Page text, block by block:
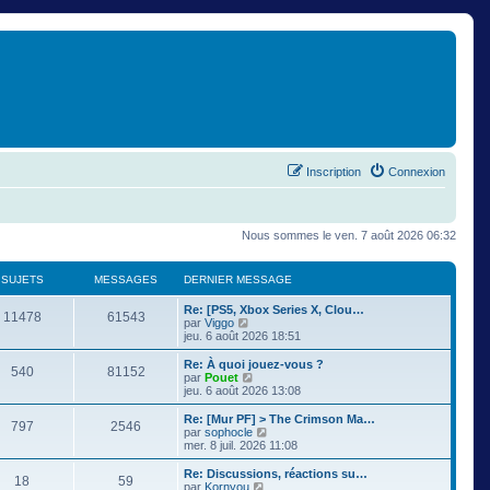
Connexion
Inscription
Nous sommes le ven. 7 août 2026 06:32
SUJETS MESSAGES DERNIER MESSAGE
11478 61543
Re: [PS5, Xbox Series X, Clou…
par Viggo
o
n
s
u
l
e
r
l
e
e
jeu. 6 août 2026 18:51
540 81152
Re: À quoi jouez-vous ?
par Pouet
o
n
s
u
l
e
r
jeu. 6 août 2026 13:08
797 2546
Re: [Mur PF] > The Crimson Ma…
par sophocle
o
n
s
mer. 8 juil. 2026 11:08
18 59
Re: Discussions, réactions su…
par Kornyou